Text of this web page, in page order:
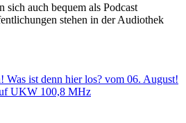
sich auch bequem als Podcast
stehen in der Audiothek
Was ist denn hier los? vom 06. August!
UKW 100,8 MHz